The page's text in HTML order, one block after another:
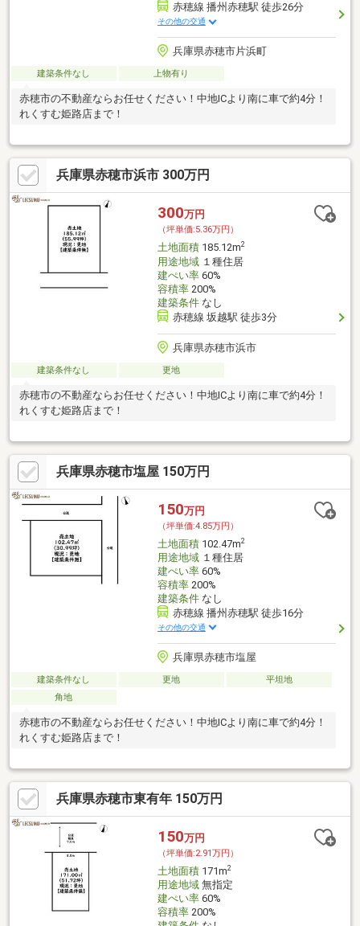
赤穂線 播州赤穂駅 徒歩26分
その他の交通
兵庫県赤穂市片浜町
建築条件なし 上物有り
赤穂市の不動産ならお任せください！中地ICより南に車で約4分！
れくすむ姫路店まで！
兵庫県赤穂市浜市 300万円
300万円
（坪単価:5.36万円）
土地面積185.12m2
用途地域１種住居
建ぺい率60%
容積率200%
建築条件なし
赤穂線 坂越駅 徒歩3分
兵庫県赤穂市浜市
建築条件なし 更地
赤穂市の不動産ならお任せください！中地ICより南に車で約4分！
れくすむ姫路店まで！
兵庫県赤穂市塩屋 150万円
150万円
（坪単価:4.85万円）
土地面積102.47m2
用途地域１種住居
建ぺい率60%
容積率200%
建築条件なし
赤穂線 播州赤穂駅 徒歩16分
その他の交通
兵庫県赤穂市塩屋
建築条件なし 更地
平坦地
角地
赤穂市の不動産ならお任せください！中地ICより南に車で約4分！
れくすむ姫路店まで！
兵庫県赤穂市東有年 150万円
150万円
（坪単価:2.91万円）
土地面積171m2
用途地域無指定
建ぺい率60%
容積率200%